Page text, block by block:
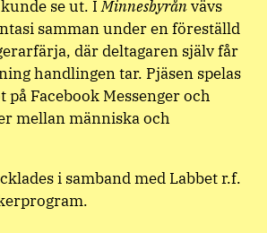
se ut. IMinnesbyrånvävs
samman under en föreställd
där deltagaren själv får
handlingen tar. Pjäsen spelas
på Facebook Messenger och
mellan människa och
i samband med Labbet r.f.